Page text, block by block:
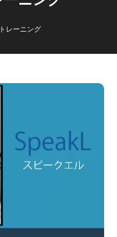
レーニング